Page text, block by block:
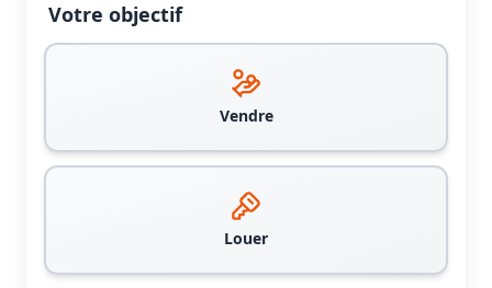
Votre objectif
Vendre
Louer